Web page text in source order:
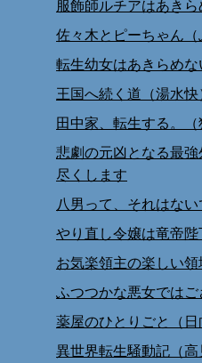
服飾師ルチアはあきら
佐々木とピーちゃん（
転生幼女はあきらめな
王国へ続く道（湯水快
田中家、転生する。（
悲劇の元凶となる最
尽くします
八男って、それはない
やり直し令嬢は竜帝
お気楽領主の楽しい領
ふつつかな悪女では
薬屋のひとりごと（日
異世界転生騒動記（高